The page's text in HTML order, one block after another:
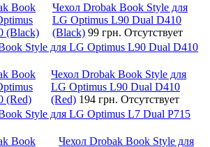
Чехол Drobak Book Style для
LG Optimus L90 Dual D410
(Black) 99 грн. Отсутствует
Style для LG Optimus L90 Dual D410
Чехол Drobak Book Style для
LG Optimus L90 Dual D410
(Red) 194 грн. Отсутствует
Style для LG Optimus L7 Dual P715
Чехол Drobak Book Style для